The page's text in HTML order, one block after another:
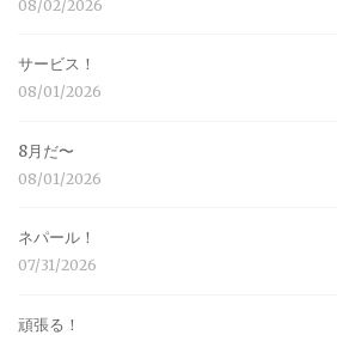
08/02/2026
サービス！
08/01/2026
8月だ〜
08/01/2026
ネパール！
07/31/2026
頑張る！